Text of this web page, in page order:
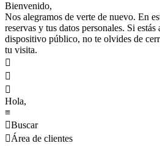
Bienvenido,
Nos alegramos de verte de nuevo. En
reservas y tus datos personales. Si estás
dispositivo público, no te olvides de
tu visita.



Hola,
≡
Buscar
Área de clientes